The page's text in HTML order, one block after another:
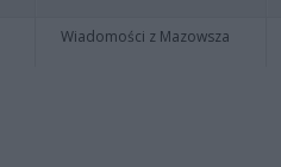
Wiadomości z Mazowsza